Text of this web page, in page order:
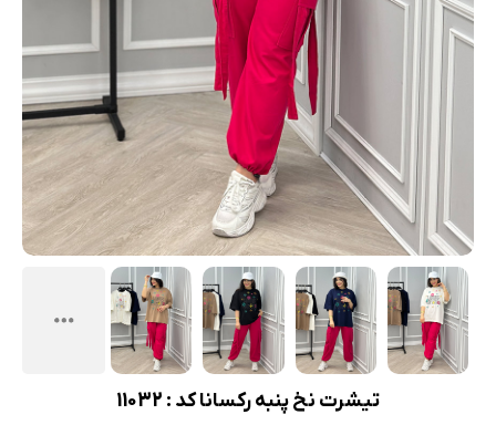
تیشرت نخ پنبه رکسانا کد : 11032